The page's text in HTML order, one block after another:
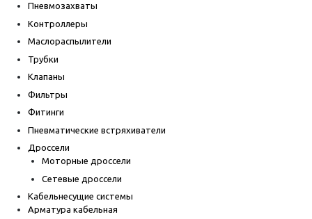
Пневмозахваты
Контроллеры
Маслораспылители
Трубки
Клапаны
Фильтры
Фитинги
Пневматические встряхиватели
Дроссели
Моторные дроссели
Сетевые дроссели
Кабельнесущие системы
Арматура кабельная